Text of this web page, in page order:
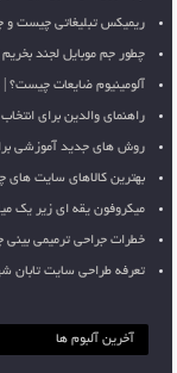
ریمیکس تبلیغاتی چیست و
چطور جم موبایل لجند
آلومینیوم ضایعات چیست؟
راهنمای والدین برای
روش های جدید آموزشی
بهترین کالاهای سایت های
میکروفون یقه ای زیر یک
خطرات جراحی ترمیمی
تعرفه طراحی سایت تابان
آخرین آلبوم ها